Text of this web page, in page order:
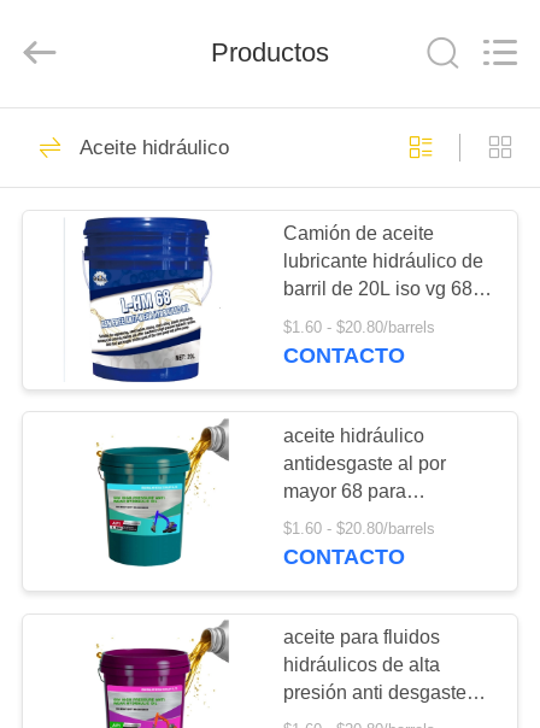
INICIO
PRODUCTOS
SOBRE
NOSOTROS
VISITA
FÁBRICA
CONTROL
DE
CALIDAD
Rights
Grasa MP
148
aceite para motores
de automóviles
16
Productos
Aceite hidráulico
Camión de aceite
lubricante hidráulico de
barril de 20L iso vg 68
aceite hidráulico
$1.60 - $20.80/barrels
CONTACTO
aceite hidráulico
antidesgaste al por
mayor 68 para
excavadoras y carretillas
elevadoras
$1.60 - $20.80/barrels
CONTACTO
aceite para fluidos
hidráulicos de alta
presión anti desgaste
VG L HM 68